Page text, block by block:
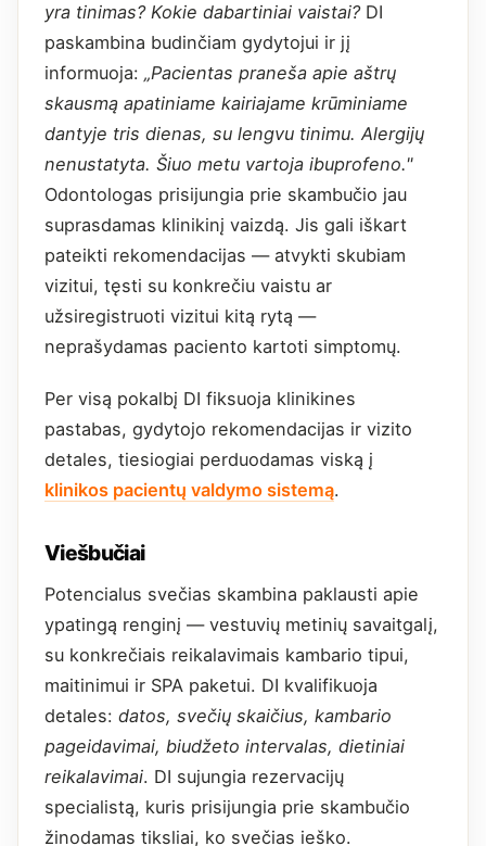
yra tinimas? Kokie dabartiniai vaistai?DI
paskambina budinčiam gydytojui ir jį
informuoja: „Pacientas praneša apie aštrų
skausmą apatiniame kairiajame krūminiame
dantyje tris dienas, su lengvu tinimu. Alergijų
nenustatyta. Šiuo metu vartoja ibuprofeno."
Odontologas prisijungia prie skambučio jau
suprasdamas klinikinį vaizdą. Jis gali iškart
pateikti rekomendacijas — atvykti skubiam
vizitui, tęsti su konkrečiu vaistu ar
užsiregistruoti vizitui kitą rytą —
neprašydamas paciento kartoti simptomų.
Per visą pokalbį DI fiksuoja klinikines
pastabas, gydytojo rekomendacijas ir vizito
detales, tiesiogiai perduodamas viską į
klinikos pacientų valdymo sistemą.
Viešbučiai
Potencialus svečias skambina paklausti apie
ypatingą renginį — vestuvių metinių savaitgalį,
su konkrečiais reikalavimais kambario tipui,
maitinimui ir SPA paketui. DI kvalifikuoja
detales: datos, svečių skaičius, kambario
pageidavimai, biudžeto intervalas, dietiniai
reikalavimai. DI sujungia rezervacijų
specialistą, kuris prisijungia prie skambučio
žinodamas tiksliai, ko svečias ieško.